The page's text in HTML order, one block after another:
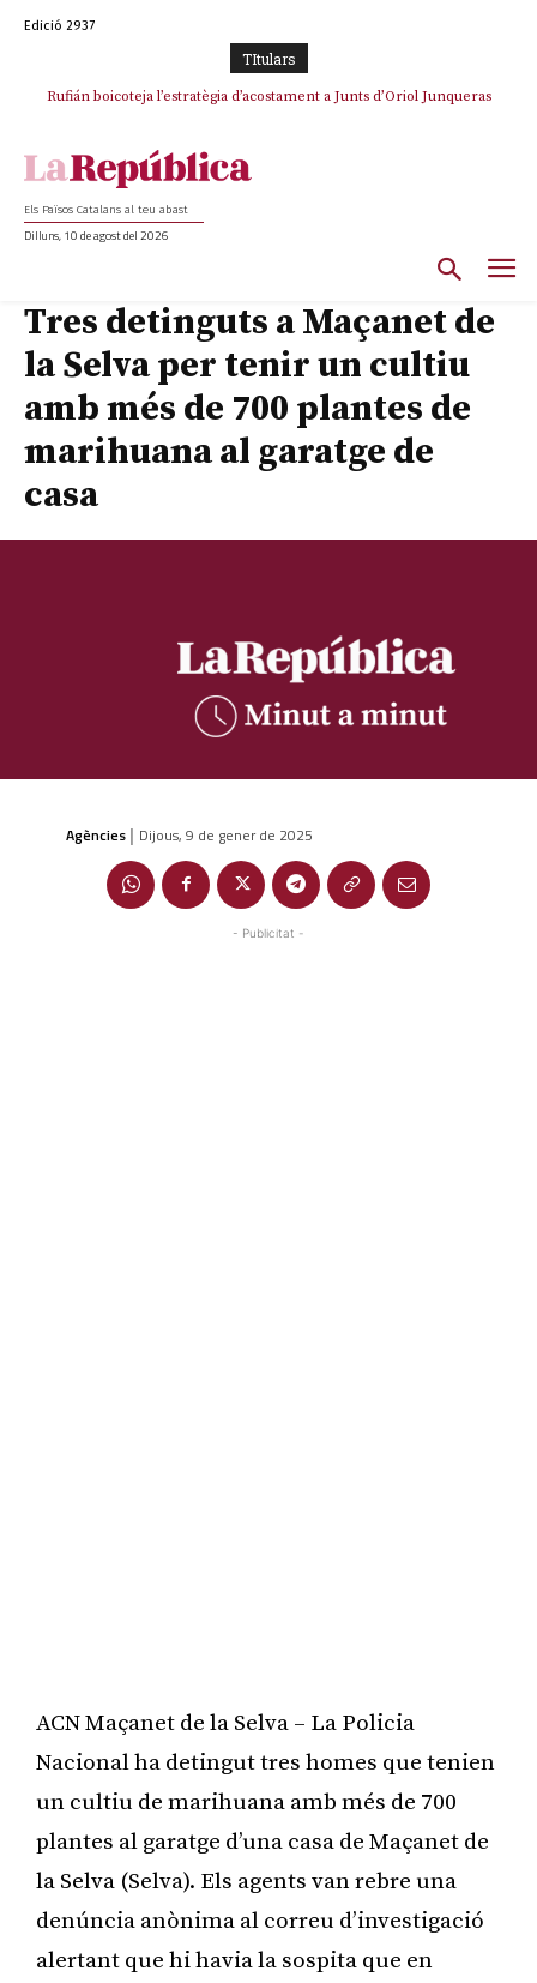
Edició 2937
TItulars
Rufián boicoteja l’estratègia d’acostament a Junts d’Oriol Junqueras
Els Països Catalans al teu abast
Dilluns, 10 de agost del 2026
Tres detinguts a Maçanet de
la Selva per tenir un cultiu
amb més de 700 plantes de
marihuana al garatge de
casa
Agències | Dijous, 9 de gener de 2025
- Publicitat -
ACN Maçanet de la Selva – La Policia
Nacional ha detingut tres homes que tenien
un cultiu de marihuana amb més de 700
plantes al garatge d’una casa de Maçanet de
la Selva (Selva). Els agents van rebre una
denúncia anònima al correu d’investigació
alertant que hi havia la sospita que en